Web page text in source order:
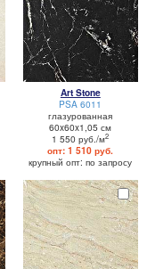
Art Stone
PSA 6011
глазурованная
60x60x1,05 см
1 550 руб./м2
опт: 1 510 руб.
крупный опт: по запросу